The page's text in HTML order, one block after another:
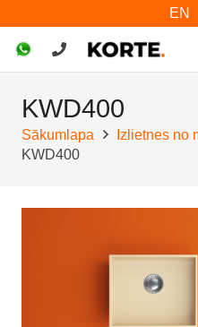
EN
KWD400
Sākumlapa
Izlietnes no
KWD400